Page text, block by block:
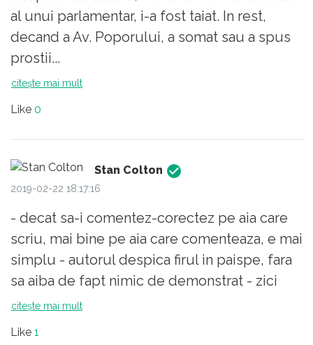
al unui parlamentar, i-a fost taiat. In rest,
decand a Av. Poporului, a somat sau a spus
prostii...
citește mai mult
Like 0
Stan Colton
2019-02-22 18:17:16
- decat sa-i comentez-corectez pe aia care
scriu, mai bine pe aia care comenteaza, e mai
simplu - autorul despica firul in paispe, fara
sa aiba de fapt nimic de demonstrat - zici
ciorbea si-ajunge - cred ca aia care i-au
citește mai mult
Like 1